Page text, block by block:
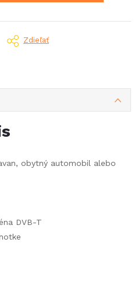
Zdieľať
obytný automobil alebo
DVB-T